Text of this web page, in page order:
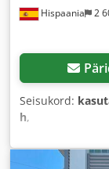
Hispaania 2
Seisukord:
h,